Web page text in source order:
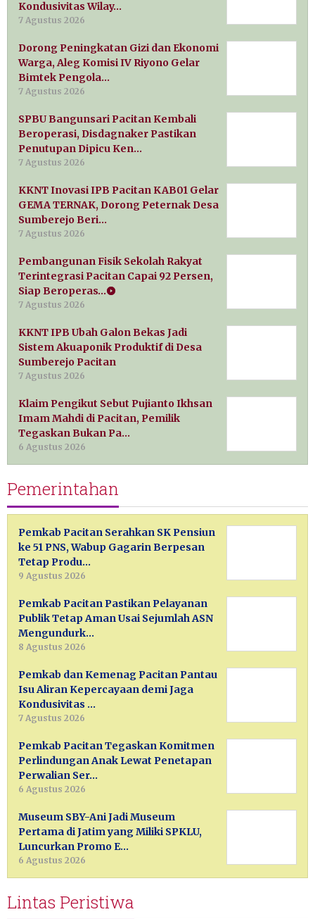
Kondusivitas Wilay…
7 Agustus 2026
Dorong Peningkatan Gizi dan Ekonomi
Warga, Aleg Komisi IV Riyono Gelar
Bimtek Pengola…
7 Agustus 2026
SPBU Bangunsari Pacitan Kembali
Beroperasi, Disdagnaker Pastikan
Penutupan Dipicu Ken…
7 Agustus 2026
KKNT Inovasi IPB Pacitan KAB01 Gelar
GEMA TERNAK, Dorong Peternak Desa
Sumberejo Beri…
7 Agustus 2026
Pembangunan Fisik Sekolah Rakyat
Terintegrasi Pacitan Capai 92 Persen,
Siap Beroperas…
7 Agustus 2026
KKNT IPB Ubah Galon Bekas Jadi
Sistem Akuaponik Produktif di Desa
Sumberejo Pacitan
7 Agustus 2026
Klaim Pengikut Sebut Pujianto Ikhsan
Imam Mahdi di Pacitan, Pemilik
Tegaskan Bukan Pa…
6 Agustus 2026
Pemerintahan
Pemkab Pacitan Serahkan SK Pensiun
ke 51 PNS, Wabup Gagarin Berpesan
Tetap Produ…
9 Agustus 2026
Pemkab Pacitan Pastikan Pelayanan
Publik Tetap Aman Usai Sejumlah ASN
Mengundurk…
8 Agustus 2026
Pemkab dan Kemenag Pacitan Pantau
Isu Aliran Kepercayaan demi Jaga
Kondusivitas …
7 Agustus 2026
Pemkab Pacitan Tegaskan Komitmen
Perlindungan Anak Lewat Penetapan
Perwalian Ser…
6 Agustus 2026
Museum SBY-Ani Jadi Museum
Pertama di Jatim yang Miliki SPKLU,
Luncurkan Promo E…
6 Agustus 2026
Lintas Peristiwa